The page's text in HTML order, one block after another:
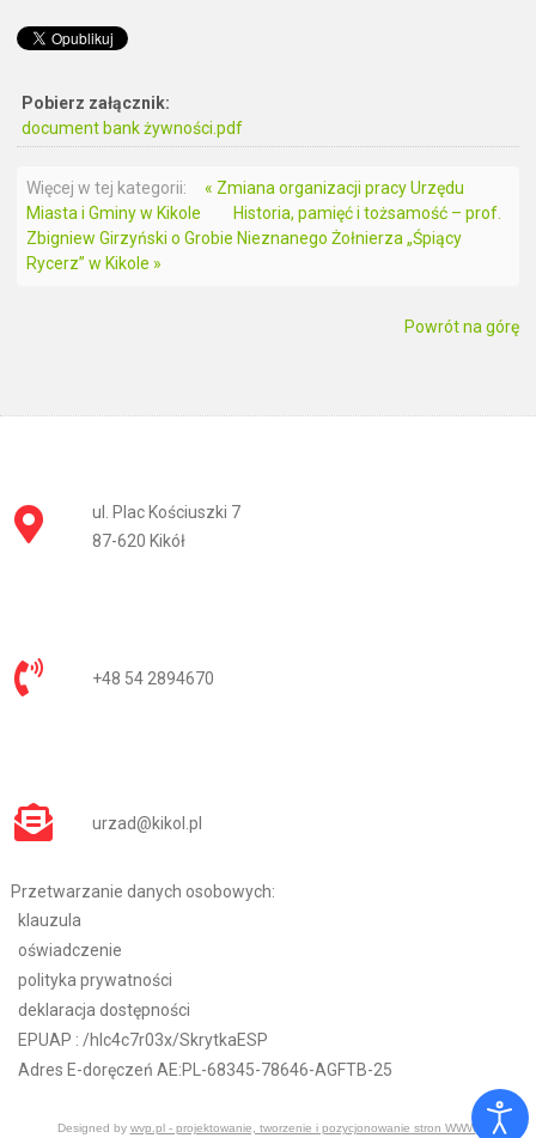
Pobierz załącznik:
document bank żywności.pdf
Więcej w tej kategorii:
« Zmiana organizacji pracy Urzędu
Miasta i Gminy w Kikole
Historia, pamięć i tożsamość – prof.
Zbigniew Girzyński o Grobie Nieznanego Żołnierza „Śpiący
Rycerz” w Kikole »
Powrót na górę
ul. Plac Kościuszki 7
87-620 Kikół
+48 54 2894670
urzad@kikol.pl
Przetwarzanie danych osobowych:
klauzula
oświadczenie
polityka prywatności
deklaracja dostępności
EPUAP : /hlc4c7r03x/SkrytkaESP
Adres E-doręczeń AE:PL-68345-78646-AGFTB-25
Designed by wvp.pl - projektowanie, tworzenie i pozycjonowanie stron WWW